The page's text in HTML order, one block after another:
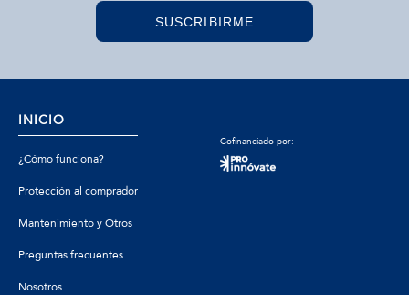
SUSCRIBIRME
INICIO
¿Cómo funciona?
Protección al comprador
Mantenimiento y Otros
Preguntas frecuentes
Nosotros
Cofinanciado por: